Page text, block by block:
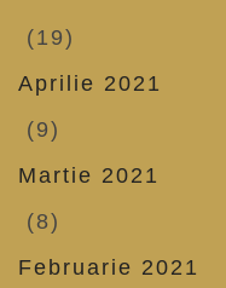
(19)
Aprilie 2021
(9)
Martie 2021
(8)
Februarie 2021